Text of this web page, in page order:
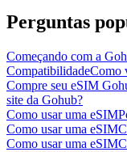
Perguntas
Começando com a
CompatibilidadeComo
Compre seu eSIM
site da Gohub?
Como usar uma eSIM
Como usar uma eSIM
Como usar uma eSIM